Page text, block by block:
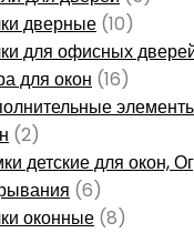
дверные (10)
для офисных
для окон (16)
(2)
детские для окон,
(6)
оконные (8)